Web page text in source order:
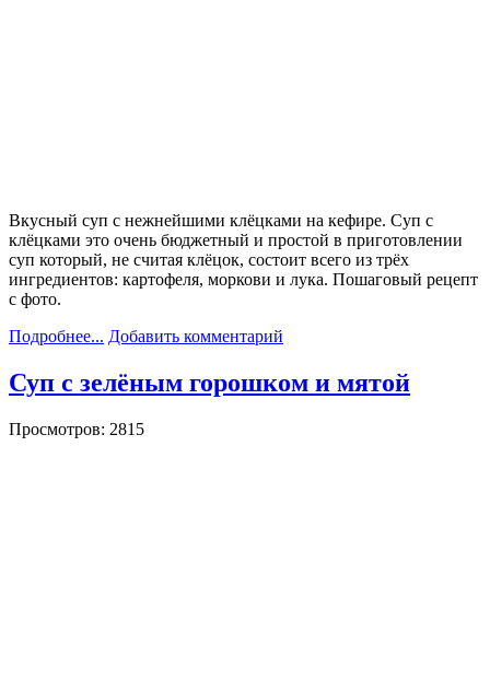
Вкусный суп с нежнейшими клёцками на кефире. Суп с
клёцками это очень бюджетный и простой в приготовлении
суп который, не считая клёцок, состоит всего из трёх
ингредиентов: картофеля, моркови и лука. Пошаговый рецепт
с фото.
Подробнее... Добавить комментарий
Суп с зелёным горошком и мятой
Просмотров: 2815